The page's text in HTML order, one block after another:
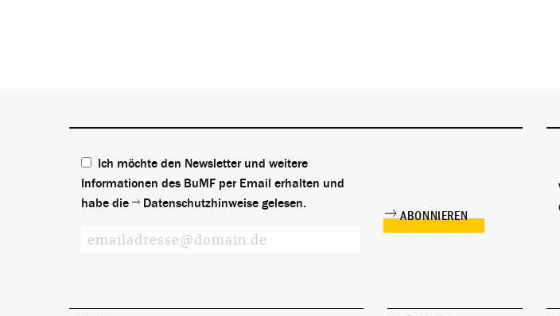
Ich möchte den Newsletter und weitere
Informationen des BuMF per Email erhalten und
habe die
Datenschutzhinweise gelesen.